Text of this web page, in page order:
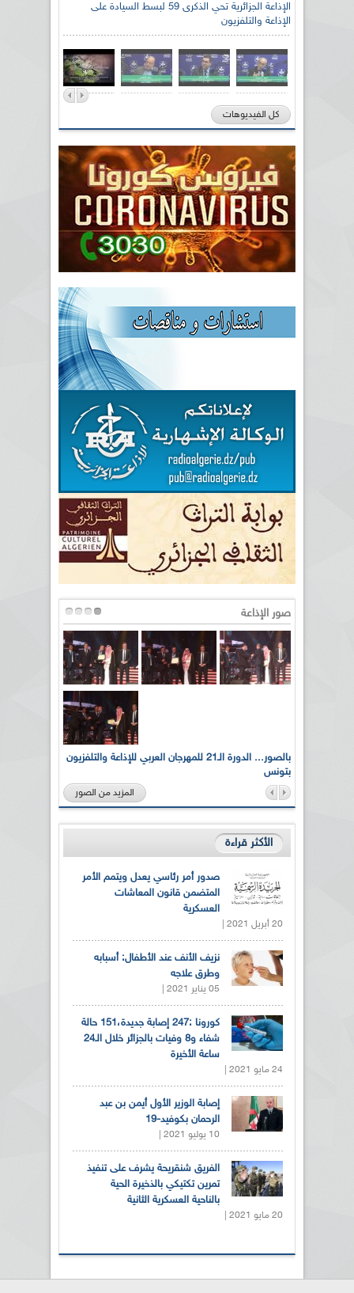
الإذاعة الجزائرية تحي الذكرى 59 لبسط السيادة على
الإذاعة والتلفزيون
كل الفيديوهات
صور الإذاعة
بالصور... الدورة الـ21 للمهرجان العربي للإذاعة والتلفزيون
بتونس
المزيد من الصور
الأكثر قراءة
صدور أمر رئاسي يعدل ويتمم الأمر
المتضمن قانون المعاشات
العسكرية
20 أبريل 2021 |
نزيف الأنف عند الأطفال: أسبابه
وطرق علاجه
05 يناير 2021 |
كورونا :247 إصابة جديدة،151 حالة
شفاء و8 وفيات بالجزائر خلال الـ24
ساعة الأخيرة
24 مايو 2021 |
إصابة الوزير الأول أيمن بن عبد
الرحمان بكوفيد-19
10 يوليو 2021 |
الفريق شنقريحة يشرف على تنفيذ
تمرين تكتيكي بالذخيرة الحية
بالناحية العسكرية الثانية
20 مايو 2021 |